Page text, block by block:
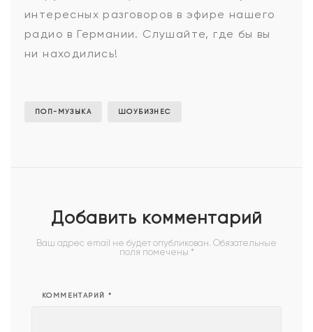
Мари
вокзал
интересных разговоров в эфире нашего
радио в Германии. Слушайте, где бы вы
ни находились!
ПОП-МУЗЫКА ШОУБИЗНЕС
Добавить комментарий
Ваш адрес email не будет опубликован. Обязательные
поля помечены *
КОММЕНТАРИЙ *